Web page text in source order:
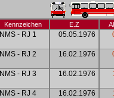
Kennzeichen E.Z
NMS - RJ 1 05.05.1976
NMS - RJ 2 16.02.1976
NMS - RJ 3 16.02.1976
NMS - RJ 4 16.02.1976